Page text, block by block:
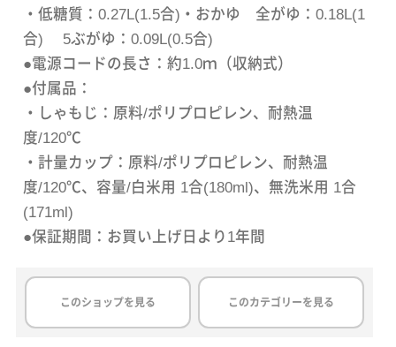
・低糖質：0.27L(1.5合)・おかゆ 全がゆ：0.18L(1
合) 5ぶがゆ：0.09L(0.5合)
●電源コードの長さ：約1.0ｍ（収納式）
●付属品：
・しゃもじ：原料/ポリプロピレン、耐熱温
度/120℃
・計量カップ：原料/ポリプロピレン、耐熱温
度/120℃、容量/白米用 1合(180ml)、無洗米用 1合
(171ml)
●保証期間：お買い上げ日より1年間
このショップを見る このカテゴリーを見る